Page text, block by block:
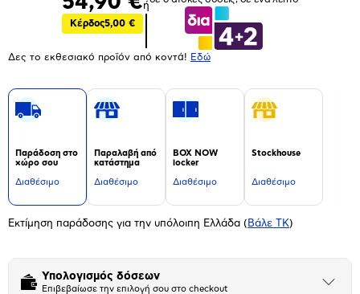
Κέρδος5,00 €
ή
Δες το εκθεσιακό προϊόν από κοντά! Eδώ
Παράδοση στο
χώρο σου
Διαθέσιμο
Παραλαβή από
κατάστημα
Διαθέσιμο
BOX NOW
locker
Διαθέσιμο
Stockhouse
Διαθέσιμο
Εκτίμηση παράδοσης για την υπόλοιπη Ελλάδα ( Βάλε ΤΚ)
Υπολογισμός δόσεων
Επιβεβαίωσε την επιλογή σου στο checkout
Άνοιξε